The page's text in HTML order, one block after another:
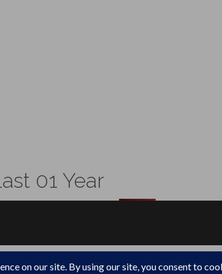
01 Year